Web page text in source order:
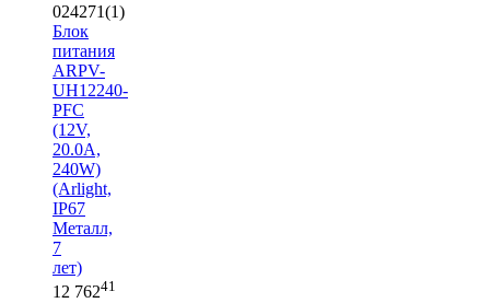
024271(1)
Блок
питания
ARPV-
UH12240-
PFC
(12V,
20.0A,
240W)
(Arlight,
IP67
Металл,
7
лет)
12 76241